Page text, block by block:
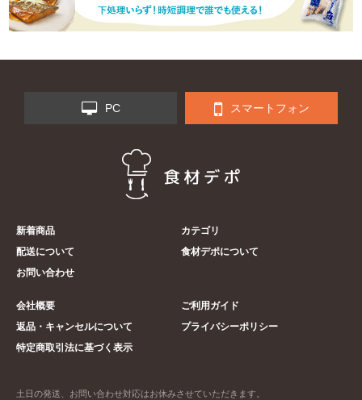
PC スマートフォン
新着商品
カテゴリ
配送について
食材デポについて
お問い合わせ
会社概要
ご利用ガイド
返品・キャンセルについて
プライバシーポリシー
特定商取引法に基づく表示
土日の発送、お問い合わせ対応はお休みさせていただきます。